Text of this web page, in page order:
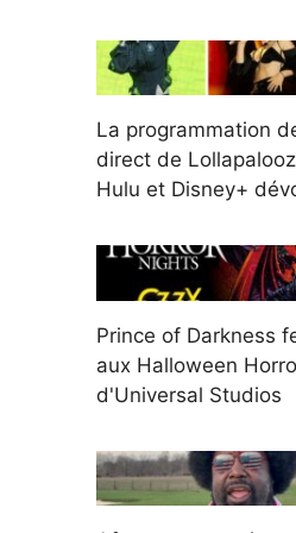
La programmation
direct de
Hulu et Disney+
Prince of Darkness
aux Halloween
d'Universal Studios